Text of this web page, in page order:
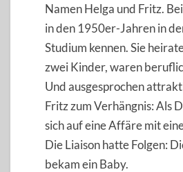
Namen Helga und Fritz.
in den 1950er-Jahren in
Studium kennen. Sie
zwei Kinder, waren
Und ausgesprochen
Fritz zum Verhängnis: Als
sich auf eine Affäre mit
Die Liaison hatte Folgen:
bekam ein Baby.